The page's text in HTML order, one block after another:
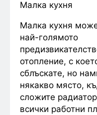
Малка кухня
Малка кухня
най-голямото
отопление, с
сблъскате, но
някакво място,
сложите
всички работни